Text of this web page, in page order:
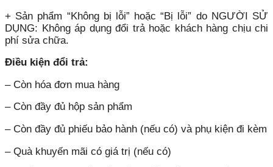
+ Sản phẩm “Không bị lỗi” hoặc “Bị lỗi” do NGƯỜI SỬ
DỤNG: Không áp dụng đổi trả hoặc khách hàng chịu chi
phí sửa chữa.
Điều kiện đổi trả:
– Còn hóa đơn mua hàng
– Còn đầy đủ hộp sản phẩm
– Còn đầy đủ phiếu bảo hành (nếu có) và phụ kiện đi kèm
– Quà khuyến mãi có giá trị (nếu có)